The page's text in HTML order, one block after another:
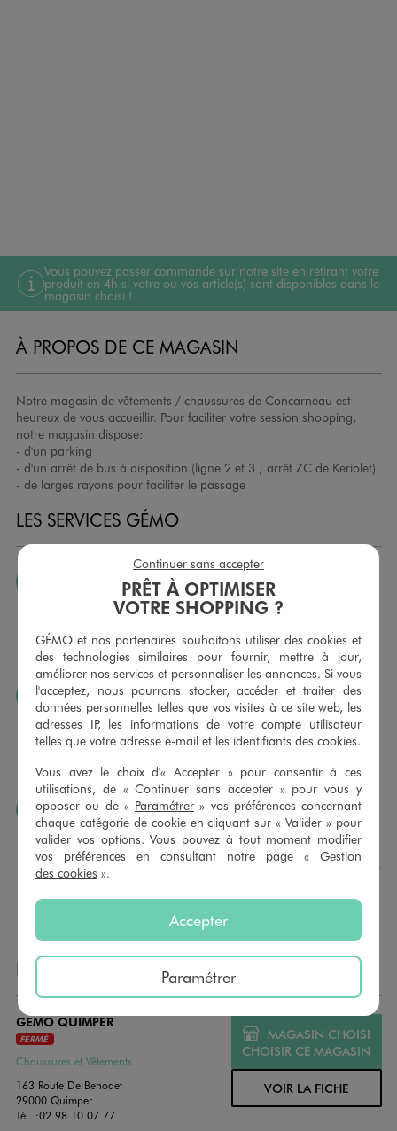
Vous pouvez passer commande sur notre site en retirant votre
produit en 4h si votre ou vos article(s) sont disponibles dans le
magasin choisi !
À PROPOS DE CE MAGASIN
Notre magasin de vêtements / chaussures de Concarneau est
heureux de vous accueillir. Pour faciliter votre session shopping,
notre magasin dispose:
- d'un parking
- d'un arrêt de bus à disposition (ligne 2 et 3 ; arrêt ZC de Keriolet)
- de larges rayons pour faciliter le passage
LES SERVICES GÉMO
JE PEUX CHANGER D’AVIS
Nous échangeons et vous proposons un avoir ou un
sous 30 jours, sur simple présentation du ticket de caisse,
dans tous les magasins GÉMO.
JE PEUX FAIRE RETOUCHER MES ARTICLES
Ourlets, ceintures… vous avez la possibilité de faire
retoucher vos articles textiles dans nos magasins. Les tarifs
conditions en magasins.
J’AIME FAIRE PLAISIR
Nous vous proposons des cartes cadeaux GÉMO d’un
montant au choix entre 10€ et 150€. Les cartes cadeau
GÉMO sont valables 1 an, utilisables en plusieurs fois, pour
dans de jolies enveloppes pour toutes les occasions.
NOS AUTRES MAGASINS
GEMO QUIMPER
FERMÉ
Chaussures et Vêtements
163 Route De Benodet
29000 Quimper
Tél. :02 98 10 07 77
MAGASIN CHOISI
CHOISIR CE MAGASIN
VOIR LA FICHE
PRÊT À OPTIMISER
VOTRE SHOPPING ?
GÉMO et nos partenaires souhaitons utiliser des cookies et
des technologies similaires pour fournir, mettre à jour,
améliorer nos services et personnaliser les annonces. Si vous
l'acceptez, nous pourrons stocker, accéder et traiter des
données personnelles telles que vos visites à ce site web, les
adresses IP, les informations de votre compte utilisateur
telles que votre adresse e-mail et les identifiants des cookies.
Vous avez le choix d'« Accepter » pour consentir à ces
utilisations, de « Continuer sans accepter » pour vous y
opposer ou de « Paramétrer » vos préférences concernant
chaque catégorie de cookie en cliquant sur « Valider » pour
valider vos options. Vous pouvez à tout moment modifier
vos préférences en consultant notre page « Gestion
des cookies ».
Accepter
Paramétrer
Continuer sans accepter